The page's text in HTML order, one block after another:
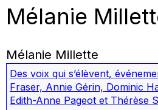
Mélanie
Mélanie Millette
Des voix qui s’élèvent,
Fraser, Annie Gérin, Dominic
Edith-Anne Pageot et Thérèse